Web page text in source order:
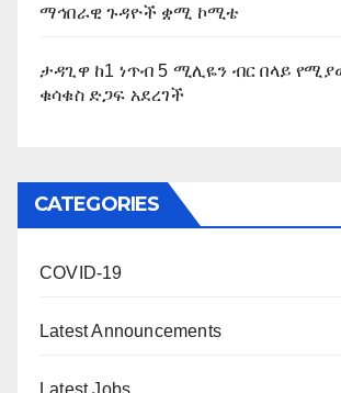
ማኅበራዊ ጉዳዮች ቋሚ ኮሚቴ
ታዳጊዋ ከ1 ነጥብ 5 ሚሊዬን ብር በላይ
ቁሳቁስ ድጋፍ አደረገች
CATEGORIES
COVID-19
Latest Announcements